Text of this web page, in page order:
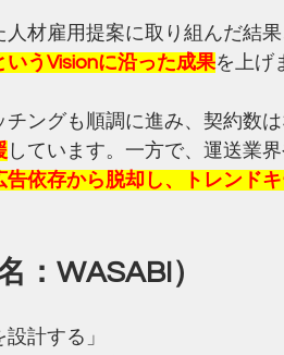
材雇用提案に取り組んだ結
いうVisionに沿った成果を上げ
ングも順調に進み、契約数は
しています。一方で、運送業
告依存から脱却し、トレンド
：WASABI）
計する」